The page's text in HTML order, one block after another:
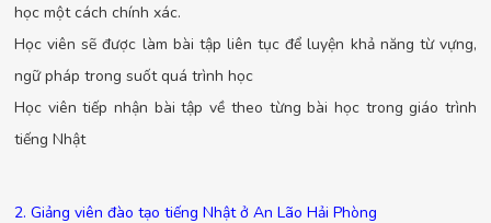
học một cách chính xác.
Học viên sẽ được làm bài tập liên tục để luyện khả năng từ vựng,
ngữ pháp trong suốt quá trình học
Học viên tiếp nhận bài tập về theo từng bài học trong giáo trình
tiếng Nhật
2. Giảng viên đào tạo tiếng Nhật ở An Lão Hải Phòng